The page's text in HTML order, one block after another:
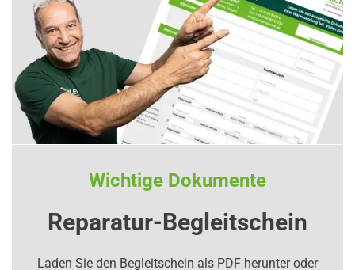
Wichtige Dokumente
Reparatur-Begleitschein
Laden Sie den Begleitschein als PDF herunter oder